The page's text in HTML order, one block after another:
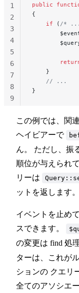
public
{
    if
( /*
    }
    // ...
}
1
2
3
4
5
6
7
8
9
この例では、関
ヘイビアーで
ん。 ただし、振
順位が与えられ
リーは
ットを返します。
イベントを止め
スできます。
の変更は find 処
ターは、これが
ションの クエリ
全てのアソシエ